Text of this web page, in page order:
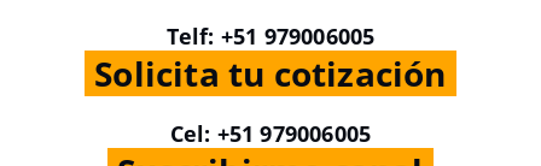
Telf: +51 979006005
Solicita tu cotización
Cel: +51 979006005